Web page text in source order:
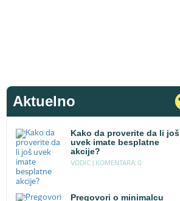
Aktuelno
Kako da proverite da li još
uvek imate besplatne
akcije?
VODIC | KOMENTARA: 0
Pregovori o minimalcu